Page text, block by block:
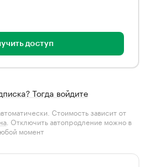
доступ
Тогда войдите
Стоимость зависит от
. Отключить автопродление можно в
момент